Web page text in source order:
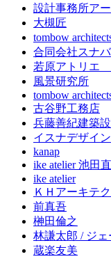
設計事務所ア
大槻匠
tombow
合同会社スナバ
若原アトリエ
風景研究所
tombow
古谷野工務店
兵藤善紀建築
イスナデザイン
kanap
ike atelier 池田
ike atelier
ＫＨアーキテ
前真吾
榊田倫之
林謙太郎 / ジ
蔵楽友美